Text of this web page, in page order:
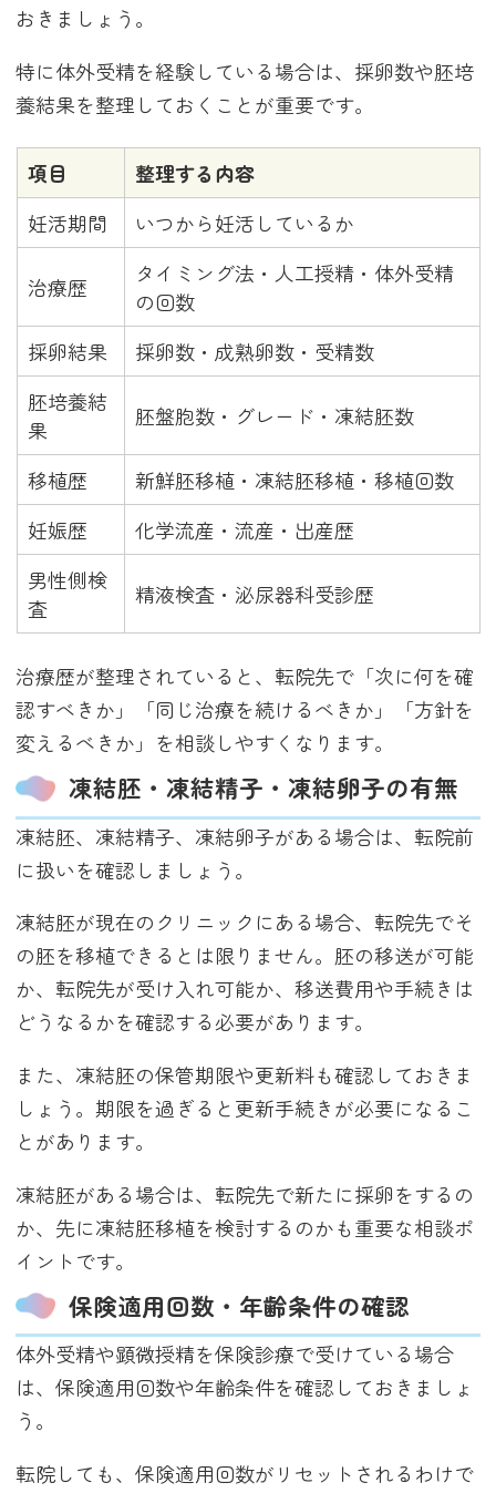
おきましょう。
特に体外受精を経験している場合は、採卵数や胚培
養結果を整理しておくことが重要です。
項目
整理する内容
妊活期間
いつから妊活しているか
治療歴
タイミング法・人工授精・体外受精
の回数
採卵結果
採卵数・成熟卵数・受精数
胚培養結
果
胚盤胞数・グレード・凍結胚数
移植歴
新鮮胚移植・凍結胚移植・移植回数
妊娠歴
化学流産・流産・出産歴
男性側検
査
精液検査・泌尿器科受診歴
治療歴が整理されていると、転院先で「次に何を確
認すべきか」「同じ治療を続けるべきか」「方針を
変えるべきか」を相談しやすくなります。
凍結胚・凍結精子・凍結卵子の有無
凍結胚、凍結精子、凍結卵子がある場合は、転院前
に扱いを確認しましょう。
凍結胚が現在のクリニックにある場合、転院先でそ
の胚を移植できるとは限りません。胚の移送が可能
か、転院先が受け入れ可能か、移送費用や手続きは
どうなるかを確認する必要があります。
また、凍結胚の保管期限や更新料も確認しておきま
しょう。期限を過ぎると更新手続きが必要になるこ
とがあります。
凍結胚がある場合は、転院先で新たに採卵をするの
か、先に凍結胚移植を検討するのかも重要な相談ポ
イントです。
保険適用回数・年齢条件の確認
体外受精や顕微授精を保険診療で受けている場合
は、保険適用回数や年齢条件を確認しておきましょ
う。
転院しても、保険適用回数がリセットされるわけで